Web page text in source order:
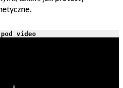
video